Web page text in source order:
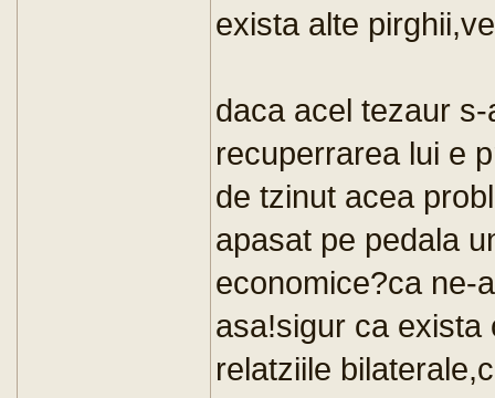
exista alte
daca acel tezaur
recuperrarea lui e
de tzinut acea
apasat pe pedala
economice?ca ne-
asa!sigur ca exista
relatziile